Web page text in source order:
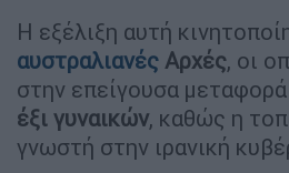
Η εξέλιξη αυτή
αυστραλιανές Αρχές, οι
στην επείγουσα
έξι γυναικών, καθώς η
γνωστή στην ιρανική